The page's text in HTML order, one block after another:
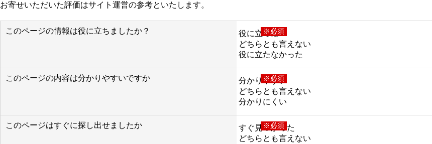
お寄せいただいた評価はサイト運営の参考といたします。
このページの情報は役に立ちましたか？ ※必須
役に立った
どちらとも言えない
役に立たなかった
このページの内容は分かりやすいですか ※必須
分かりやすい
どちらとも言えない
分かりにくい
このページはすぐに探し出せましたか ※必須
すぐ見つかった
どちらとも言えない